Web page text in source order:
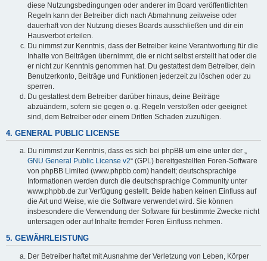
diese Nutzungsbedingungen oder anderer im Board veröffentlichten
Regeln kann der Betreiber dich nach Abmahnung zeitweise oder
dauerhaft von der Nutzung dieses Boards ausschließen und dir ein
Hausverbot erteilen.
Du nimmst zur Kenntnis, dass der Betreiber keine Verantwortung für die
Inhalte von Beiträgen übernimmt, die er nicht selbst erstellt hat oder die
er nicht zur Kenntnis genommen hat. Du gestattest dem Betreiber, dein
Benutzerkonto, Beiträge und Funktionen jederzeit zu löschen oder zu
sperren.
Du gestattest dem Betreiber darüber hinaus, deine Beiträge
abzuändern, sofern sie gegen o. g. Regeln verstoßen oder geeignet
sind, dem Betreiber oder einem Dritten Schaden zuzufügen.
4. GENERAL PUBLIC LICENSE
Du nimmst zur Kenntnis, dass es sich bei phpBB um eine unter der „
GNU General Public License v2“ (GPL) bereitgestellten Foren-Software
von phpBB Limited (www.phpbb.com) handelt; deutschsprachige
Informationen werden durch die deutschsprachige Community unter
www.phpbb.de zur Verfügung gestellt. Beide haben keinen Einfluss auf
die Art und Weise, wie die Software verwendet wird. Sie können
insbesondere die Verwendung der Software für bestimmte Zwecke nicht
untersagen oder auf Inhalte fremder Foren Einfluss nehmen.
5. GEWÄHRLEISTUNG
Der Betreiber haftet mit Ausnahme der Verletzung von Leben, Körper